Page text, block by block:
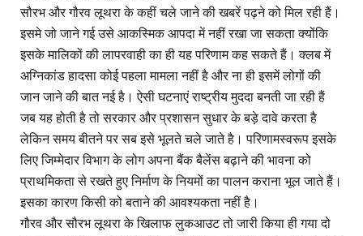
सौरभ और गौरव लूथरा के कहीं चले जाने की खबरें पढ़ने को मिल रही हैं।
इसमे जो जाने गई उसे आकस्मिक आपदा में नहीं रखा जा सकता क्योंकि
इसके मालिकों की लापरवाही का ही यह परिणाम कह सकते हैं। क्लब में
अग्निकांड हादसा कोई पहला मामला नहीं है और ना ही इसमें लोगों की
जान जाने की बात नई है। ऐसी घटनाएं राष्ट्रीय मुददा बनती जा रही हैं
जब यह होती है तो सरकार और प्रशासन सुधार के बड़े दावे करता है
लेकिन समय बीतने पर सब इसे भूलते चले जाते है। परिणामस्वरूप इसके
लिए जिम्मेदार विभाग के लोग अपना बैंक बैलेंस बढ़ाने की भावना को
प्राथमिकता से रखते हुए निर्माण के नियमों का पालन कराना भूल जाते हैं।
इसका कारण किसी को बताने की आवश्यकता नहीं है।
गौरव और सौरभ लूथरा के खिलाफ लुकआउट तो जारी किया ही गया दो